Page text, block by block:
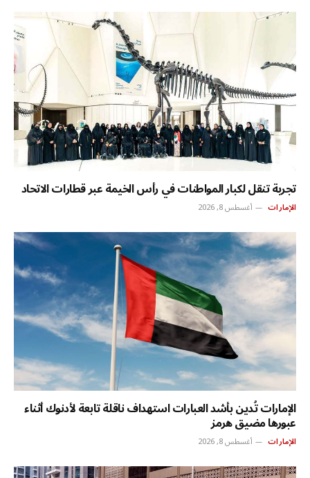
تجربة تنقل لكبار المواطنات في رأس الخيمة عبر قطارات الاتحاد
الإمارات أغسطس 8, 2026
الإمارات تُدين بأشد العبارات استهداف ناقلة تابعة لأدنوك أثناء
عبورها مضيق هرمز
الإمارات أغسطس 8, 2026